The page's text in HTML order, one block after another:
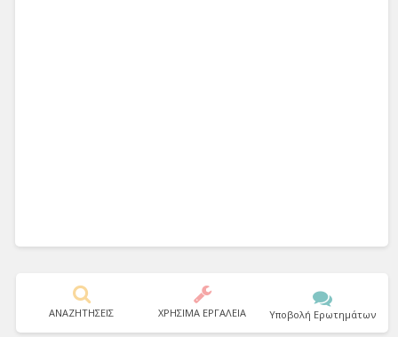
ΑΝΑΖΗΤΗΣΕΙΣ ΧΡΗΣΙΜΑ ΕΡΓΑΛΕΙΑ Υποβολή Ερωτημάτων